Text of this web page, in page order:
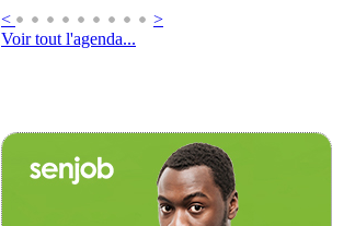
<
>
Voir tout l'agenda...